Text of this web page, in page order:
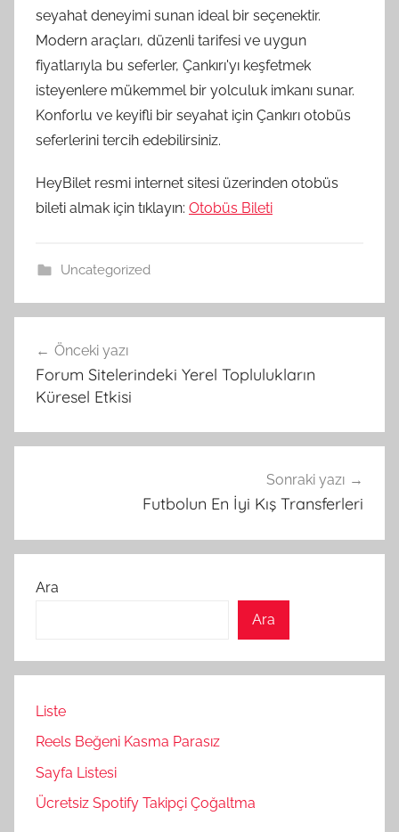
seyahat deneyimi sunan ideal bir seçenektir.
Modern araçları, düzenli tarifesi ve uygun
fiyatlarıyla bu seferler, Çankırı'yı keşfetmek
isteyenlere mükemmel bir yolculuk imkanı sunar.
Konforlu ve keyifli bir seyahat için Çankırı otobüs
seferlerini tercih edebilirsiniz.
HeyBilet resmi internet sitesi üzerinden otobüs
bileti almak için tıklayın: Otobüs Bileti
Uncategorized
gezinmesi
Önceki yazı
Forum Sitelerindeki Yerel Toplulukların
Küresel Etkisi
Sonraki yazı
Futbolun En İyi Kış Transferleri
Ara
Ara
Liste
Reels Beğeni Kasma Parasız
Sayfa Listesi
Ücretsiz Spotify Takipçi Çoğaltma